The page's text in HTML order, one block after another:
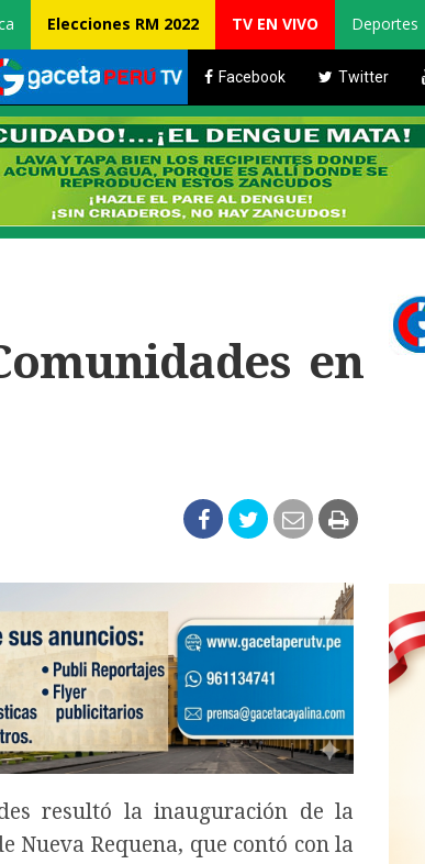
Elecciones RM 2022 TV EN VIVO Deportes
Facebook Twitter
en
resultó la inauguración de la
Nueva Requena, que contó con la